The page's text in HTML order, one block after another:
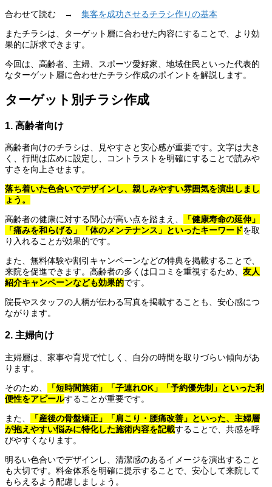
合わせて読む → 集客を成功させるチラシ作りの基本
またチラシは、ターゲット層に合わせた内容にすることで、より効
果的に訴求できます。
今回は、高齢者、主婦、スポーツ愛好家、地域住民といった代表的
なターゲット層に合わせたチラシ作成のポイントを解説します。
ターゲット別チラシ作成
1. 高齢者向け
高齢者向けのチラシは、見やすさと安心感が重要です。文字は大き
く、行間は広めに設定し、コントラストを明確にすることで読みや
すさを向上させます。
落ち着いた色合いでデザインし、親しみやすい雰囲気を演出しまし
ょう。
高齢者の健康に対する関心が高い点を踏まえ、
「健康寿命の延伸」
「痛みを和らげる」「体のメンテナンス」といったキーワードを取
り入れることが効果的です。
また、無料体験や割引キャンペーンなどの特典を掲載することで、
来院を促進できます。高齢者の多くは口コミを重視するため、 友人
紹介キャンペーンなども効果的です。
院長やスタッフの人柄が伝わる写真を掲載することも、安心感につ
ながります。
2. 主婦向け
主婦層は、家事や育児で忙しく、自分の時間を取りづらい傾向があ
ります。
そのため、
「短時間施術」「子連れOK」「予約優先制」といった利
便性をアピールすることが重要です。
また、
「産後の骨盤矯正」「肩こり・腰痛改善」といった、主婦層
が抱えやすい悩みに特化した施術内容を記載することで、共感を呼
びやすくなります。
明るい色合いでデザインし、清潔感のあるイメージを演出すること
も大切です。料金体系を明確に提示することで、安心して来院して
もらえるよう配慮しましょう。